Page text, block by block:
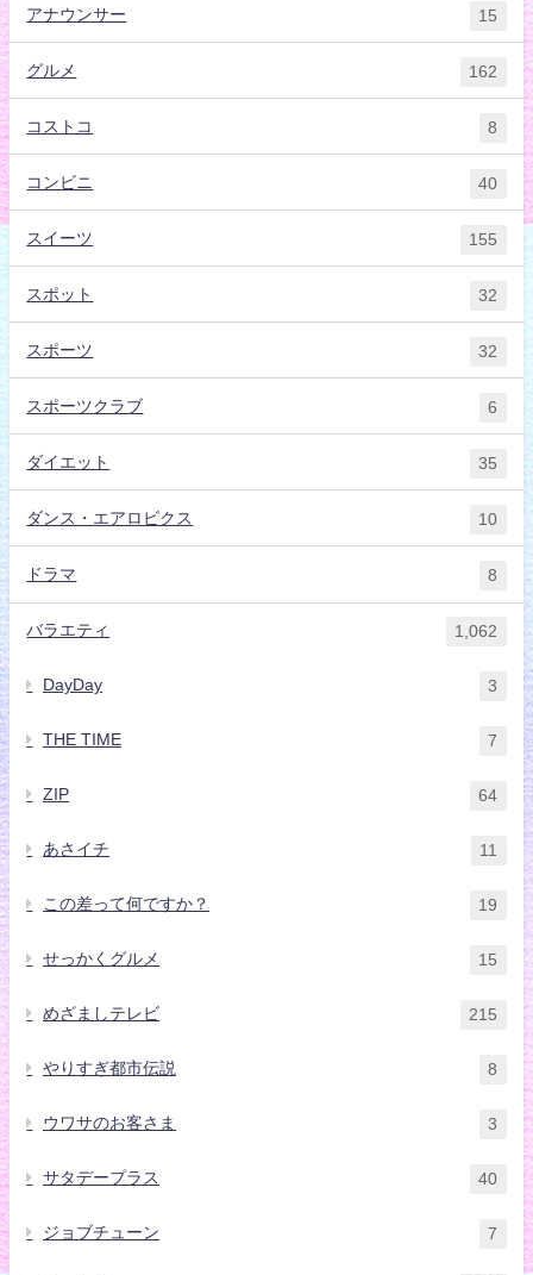
アナウンサー 15
グルメ 162
コストコ 8
コンビニ 40
スイーツ 155
スポット 32
スポーツ 32
スポーツクラブ 6
ダイエット 35
ダンス・エアロビクス 10
ドラマ 8
バラエティ 1,062
DayDay 3
THE TIME 7
ZIP 64
あさイチ 11
この差って何ですか？ 19
せっかくグルメ 15
めざましテレビ 215
やりすぎ都市伝説 8
ウワサのお客さま 3
サタデープラス 40
ジョブチューン 7